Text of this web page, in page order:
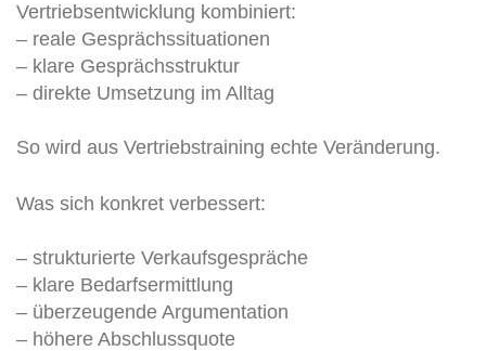
Vertriebsentwicklung kombiniert:
– reale Gesprächssituationen
– klare Gesprächsstruktur
– direkte Umsetzung im Alltag
So wird aus Vertriebstraining echte Veränderung.
Was sich konkret verbessert:
– strukturierte Verkaufsgespräche
– klare Bedarfsermittlung
– überzeugende Argumentation
– höhere Abschlussquote